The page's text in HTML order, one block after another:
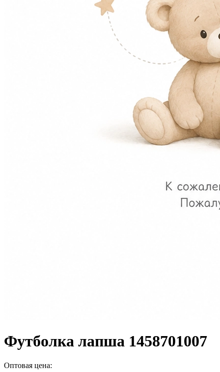
Футболка лапша 1458701007
Оптовая цена: